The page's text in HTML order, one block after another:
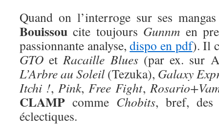
Quand on l’interroge sur ses
Bouissou cite toujours Gunnm en
passionnante analyse,dispo en pdf). Il
GTO etRacaille Blues(par ex. sur
L’Arbre au Soleil (Tezuka), Galaxy
Itchi !,Pink,Free Fight,
CLAMP comme Chobits, bref, des
éclectiques.